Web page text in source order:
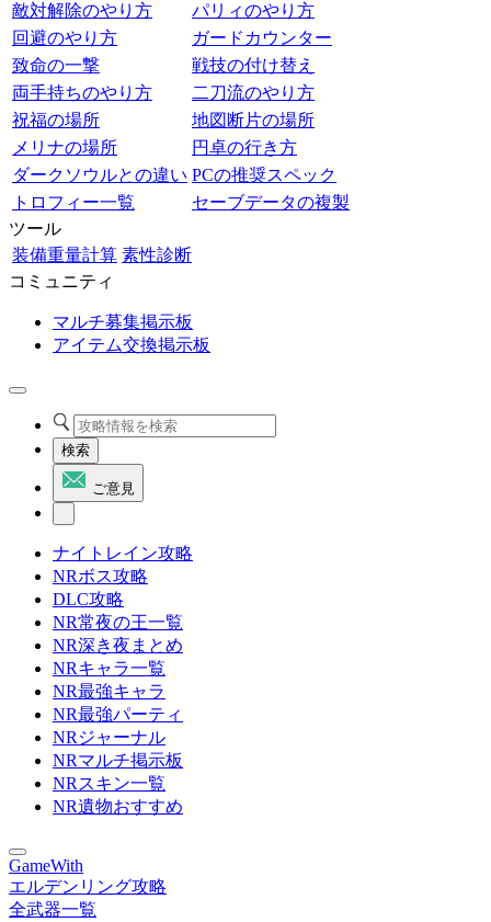
敵対解除のやり方
パリィのやり方
回避のやり方
ガードカウンター
致命の一撃
戦技の付け替え
両手持ちのやり方
二刀流のやり方
祝福の場所
地図断片の場所
メリナの場所
円卓の行き方
ダークソウルとの違い PCの推奨スペック
トロフィー一覧
セーブデータの複製
ツール
装備重量計算 素性診断
コミュニティ
マルチ募集掲示板
アイテム交換掲示板
検索
ご意見
ナイトレイン攻略
NRボス攻略
DLC攻略
NR常夜の王一覧
NR深き夜まとめ
NRキャラ一覧
NR最強キャラ
NR最強パーティ
NRジャーナル
NRマルチ掲示板
NRスキン一覧
NR遺物おすすめ
GameWith
エルデンリング攻略
全武器一覧